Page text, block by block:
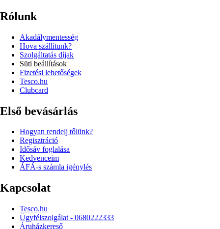
Rólunk
Akadálymentesség
Hova szállítunk?
Szolgáltatás díjak
Süti beállítások
Fizetési lehetőségek
Tesco.hu
Clubcard
Első bevásárlás
Hogyan rendelj tőlünk?
Regisztráció
Idősáv foglalása
Kedvenceim
ÁFÁ-s számla igénylés
Kapcsolat
Tesco.hu
Ügyfélszolgálat - 0680222333
Áruházkereső